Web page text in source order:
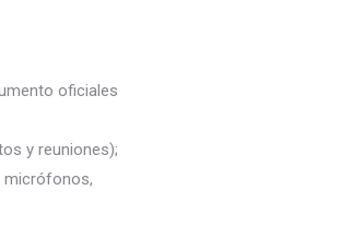
oficiales
y reuniones);
micrófonos,